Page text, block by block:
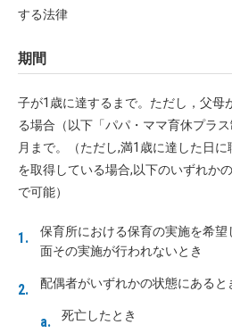
する法律
期間
子が1歳に達するまで。ただし，父母
る場合（以下「パパ・ママ育休プラ
月まで。（ただし,満1歳に達した日
を取得している場合,以下のいずれか
で可能）
保育所における保育の実施を希望
面その実施が行われないとき
配偶者がいずれかの状態にあると
死亡したとき